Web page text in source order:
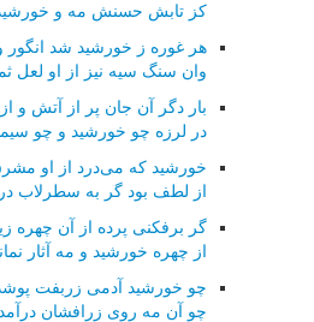
كز تابش حسنش مه و
هر غوره ز خورشید شد
وان سنگ سیه نیز از او لعل
بار دگر آن جان پر از آتش و
در لرزه چو خورشید و چو
خورشید كه می‌درد از او
از لطف بود گر به سطرلاب
گر برفكنی پرده از آن چهره
از چهره خورشید و مه آثار
چو خورشید آدمی زربفت
چو آن مه روی زرافشان درآمد